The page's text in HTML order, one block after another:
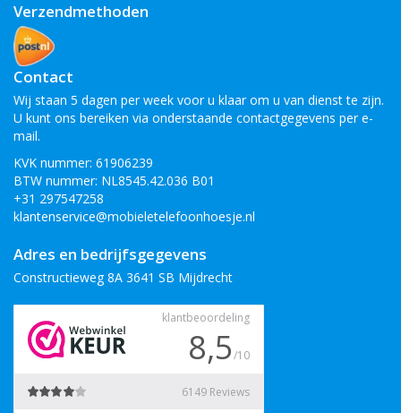
Verzendmethoden
Contact
Wij staan 5 dagen per week voor u klaar om u van dienst te zijn.
U kunt ons bereiken via onderstaande contactgegevens per e-
mail.
KVK nummer: 61906239
BTW nummer: NL8545.42.036 B01
+31 297547258
klantenservice@mobieletelefoonhoesje.nl
Adres en bedrijfsgegevens
Constructieweg 8A 3641 SB Mijdrecht